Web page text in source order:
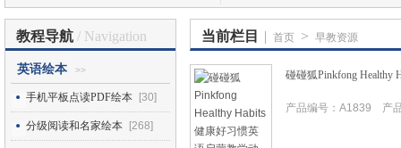
教程导航 / Navigation
英语绘本 >>
手机平板点读PDF绘本 [30]
分级阅读和名家绘本 [268]
当前栏目 | 首页 > 早教资源
碰碰狐Pinkfong Healthy
产品编号：A1839 产